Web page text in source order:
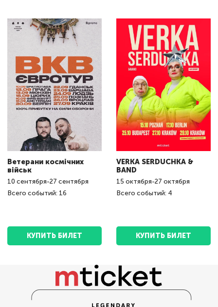
Ветерани космічних
військ
10 сентября-27 сентября
Всего событий: 16
КУПИТЬ БИЛЕТ
VERKA SERDUCHKA &
BAND
15 октября-27 октября
Всего событий: 4
КУПИТЬ БИЛЕТ